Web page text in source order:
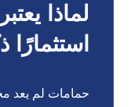
لماذا
حمامات لم يعد